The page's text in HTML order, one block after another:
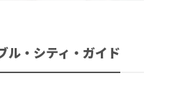
ル・シティ・ガイド